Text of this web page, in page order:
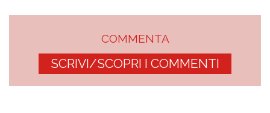
COMMENTA
SCRIVI/SCOPRI I COMMENTI